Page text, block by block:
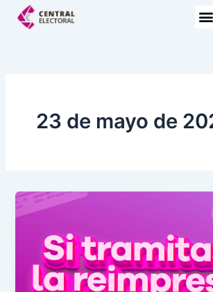
23 de mayo de